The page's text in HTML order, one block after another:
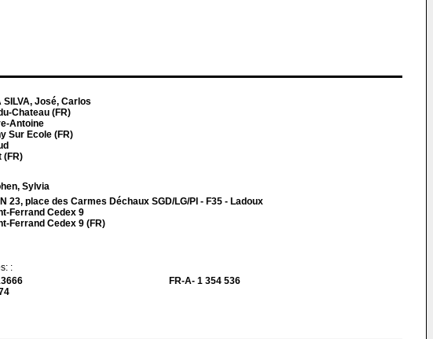
José, Carlos
Chateau (FR)
Antoine
Sur Ecole (FR)
(FR)
Sylvia
23, place des Carmes Déchaux SGD/LG/PI - F35 - Ladoux
Ferrand Cedex 9
Ferrand Cedex 9 (FR)
:
FR-A- 1 354 536